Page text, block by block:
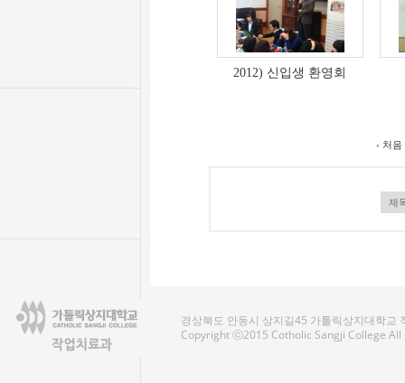
2012) 신입생 환영회
‹ 처음
경상북도 안동시 상지길45 가톨릭상지대학교
Copyright ⓒ2015 Cotholic Sangji College